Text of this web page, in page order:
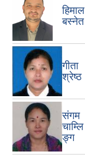
हिमाल
बस्नेत
गीता
श्रेष्ठ
संगम
चाम्लि
ङ्ग